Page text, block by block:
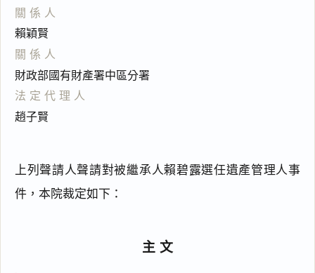
關係人
賴穎賢
關係人
財政部國有財產署中區分署
法定代理人
趙子賢
上列聲請人聲請對被繼承人賴碧露選任遺產管理人事
件，本院裁定如下：
主文